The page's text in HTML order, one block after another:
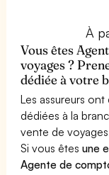
À
Vous êtes
voyages ?
dédiée à votre
Les assureurs
dédiées à la
vente de
Si vous êtesune
Agente de